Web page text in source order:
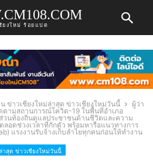
ยงใหม่ ร้อยแปด
ข่าวเชียงใหม่ล่าสุด ข่าวเชียงใหม่วันนี้
ผู้ว่า
ตามสถานการณ์โควิด-19 ในพื้นที่อำเภอ
วนท้องถิ่นดูแลประชาชนด้านชีวิตและความ
ลอดช่วงเวลาที่กักตัว พร้อมหารือแนวทางการ
แรงงานรับจ้างเก็บลำไยทุกคนก่อนให้ทำงาน
าสุด ข่าวเชียงใหม่วันนี้